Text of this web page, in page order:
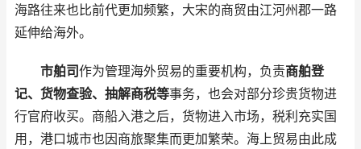
海路往来也比前代更加频繁，大宋的商贸由江河州郡一路
延伸给海外。
市舶司作为管理海外贸易的重要机构，负责商舶登
记、货物查验、抽解商税等事务，也会对部分珍贵货物进
行官府收买。商船入港之后，货物进入市场，税利充实国
用，港口城市也因商旅聚集而更加繁荣。海上贸易由此成